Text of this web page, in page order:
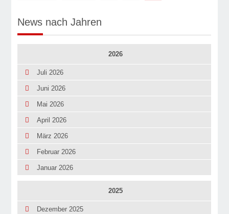
News nach Jahren
2026
Juli 2026
Juni 2026
Mai 2026
April 2026
März 2026
Februar 2026
Januar 2026
2025
Dezember 2025